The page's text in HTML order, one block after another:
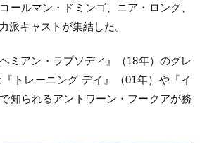
ールマン・ドミンゴ、ニア・ロング、
派キャストが集結した。
ミアン・ラプソディ』（18年）のグレ
トレーニング デイ』（01年）や『イ
知られるアントワーン・フークアが務